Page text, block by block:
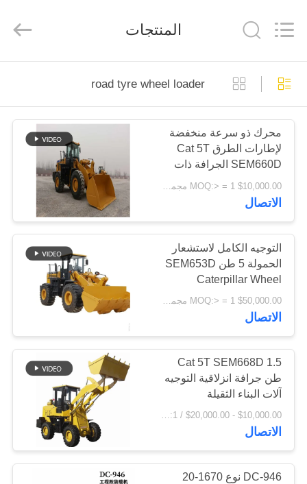
الصفحة
الرئيسية
منتجات
عرض
الواقع
الافتراضي
معلومات
جولة
في
المعمل
مراقبة
الجودة
Industries
CO.,LTD.
المنتجات
road tyre wheel loader
محرك ذو سرعة منخفضة
لإطارات الطرق Cat 5T
SEM660D الجرافة ذات
العجلات وسعر المصنع
للودر ذو العجلات
$10,000.00 MOQ:> = 1 مجموعة
الاتصال
التوجيه الكامل لاستشعار
الحمولة 5 طن SEM653D
Caterpillar Wheel
Loader
$50,000.00 MOQ:> = 1 مجموعة
الاتصال
Cat 5T SEM668D 1.5
طن جرافة انزلاقية التوجيه
آلات البناء الثقيلة
$10,000.00 - $20,000.00 / Set MOQ:1 مجموعة / مجموعات
الاتصال
DC-946 نوع 1670-20